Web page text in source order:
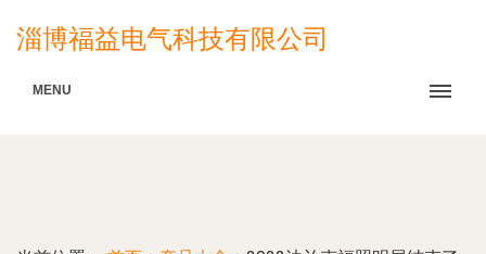
淄博福益电气科技有限公司
MENU